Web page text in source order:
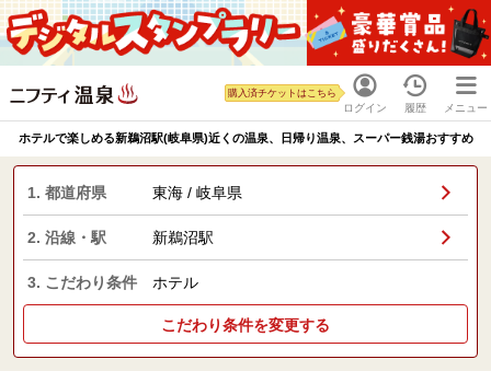
ログイン
購入済チケットはこちら
履歴 メニュー
ホテルで楽しめる新鵜沼駅(岐阜県)近くの温泉、日帰り温泉、スーパー銭湯おすすめ
1. 都道府県 東海 / 岐阜県
2. 沿線・駅 新鵜沼駅
3. こだわり条件 ホテル
こだわり条件を変更する